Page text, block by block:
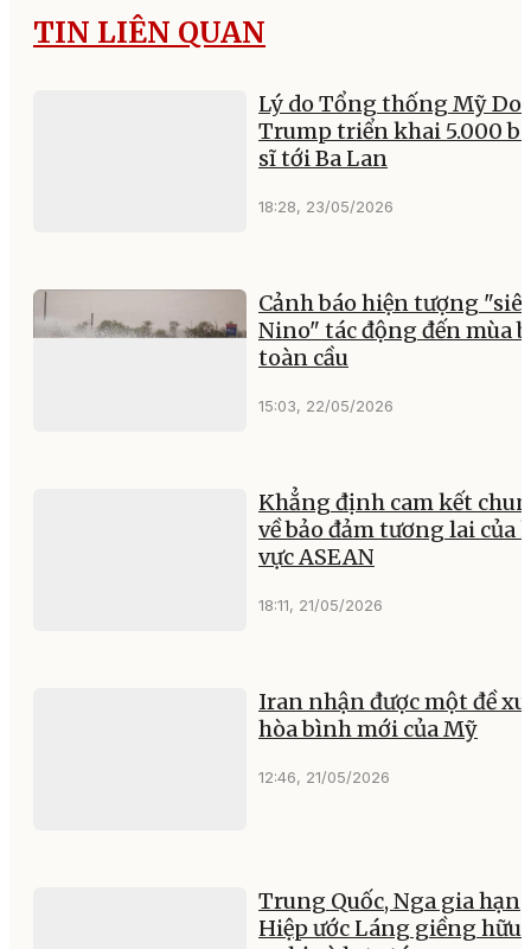
TIN LIÊN QUAN
Lý do Tổng thống Mỹ
Trump triển khai 5.000
sĩ tới Ba Lan
18:28, 23/05/2026
Cảnh báo hiện tượng
Nino" tác động đến mùa
toàn cầu
15:03, 22/05/2026
Khẳng định cam kết
về bảo đảm tương lai của
vực ASEAN
18:11, 21/05/2026
Iran nhận được một đề
hòa bình mới của Mỹ
12:46, 21/05/2026
Trung Quốc, Nga gia hạn
Hiệp ước Láng giềng hữu